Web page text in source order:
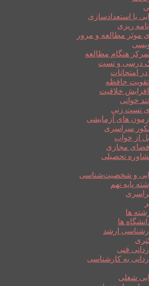
یا استعدادسازی
ریزی
موثر مطالعه و مرور
هنگام مطالعه
درسی و تست
امتحانات
تقویت حافظه
خلاقیت
خوانی
تست زنی
های آزمایشی
سراسری
از خواب
مجازی
تحصیلی
و شخصیت‌شناسی
پایه نهم
ها
ها
ارشد
فنی
به کارشناسی
شغلی